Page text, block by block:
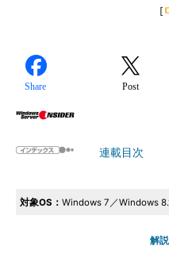
[
Share Post
連載目次
対象OS： Windows 7／Windows
解